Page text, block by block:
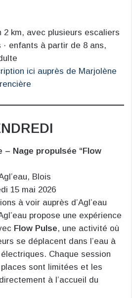
2 km, avec plusieurs escaliers
enfants à partir de 8 ans,
ici auprès de Marjolène
– Nage propulsée “Flow
Blois
15 mai 2026
à voir auprès d’Agl’eau
propose une expérience
Flow Pulse, une activité où
se déplacent dans l’eau à
Chaque session
sont limitées et les
à l’accueil du